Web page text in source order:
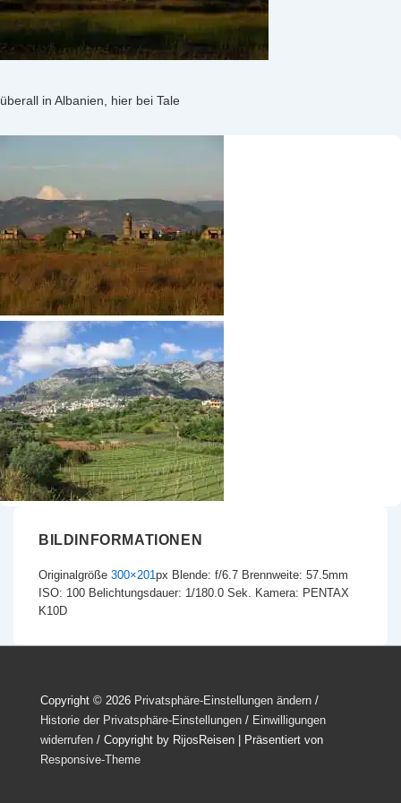
überall in Albanien, hier bei Tale
BILDINFORMATIONEN
Originalgröße 300×201 px Blende: f/6.7 Brennweite: 57.5mm
ISO: 100 Belichtungsdauer: 1/180.0 Sek.
Kamera: PENTAX
K10D
Copyright © 2026 Privatsphäre-Einstellungen ändern /
Historie der Privatsphäre-Einstellungen / Einwilligungen
widerrufen / Copyright by RijosReisen
| Präsentiert von
Responsive-Theme